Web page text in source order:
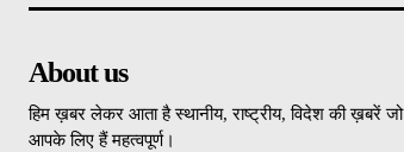
About us
हिम ख़बर लेकर आता है स्थानीय, राष्ट्रीय, विदेश की ख़बरें जो
आपके लिए हैं महत्वपूर्ण।